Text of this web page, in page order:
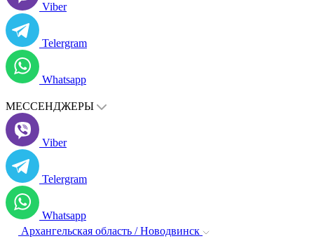
Viber
Telergram
Whatsapp
МЕССЕНДЖЕРЫ
Viber
Telergram
Whatsapp
Архангельская область / Новодвинск